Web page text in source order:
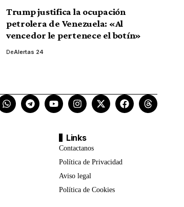
Trump justifica la ocupación
petrolera de Venezuela: «Al
vencedor le pertenece el botín»
DeAlertas 24
Links
Contactanos
Política de Privacidad
Aviso legal
Política de Cookies